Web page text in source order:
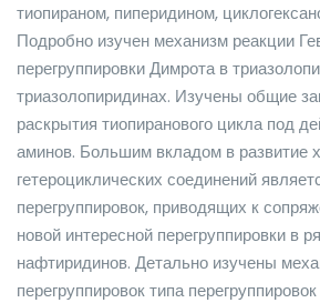
тиопираном, пиперидином,
Подробно изучен механизм реакции
перегруппировки Димрота в
триазолопиридинах. Изучены общие
раскрытия тиопиранового цикла под
аминов. Большим вкладом в развитие
гетероциклических соединений
перегруппировок, приводящих к
новой интересной перегруппировки в
нафтиридинов. Детально изучены
перегруппировок типа